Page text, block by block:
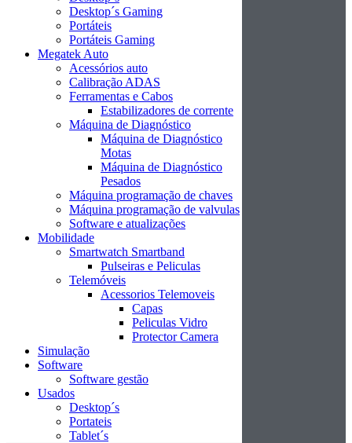
Desktop´s Gaming
Portáteis
Portáteis Gaming
Megatek Auto
Acessórios auto
Calibração ADAS
Ferramentas e Cabos
Estabilizadores de corrente
Máquina de Diagnóstico
Máquina de Diagnóstico
Motas
Máquina de Diagnóstico
Pesados
Máquina programação de chaves
Máquina programação de valvulas
Software e atualizações
Mobilidade
Smartwatch Smartband
Pulseiras e Peliculas
Telemóveis
Acessorios Telemoveis
Capas
Peliculas Vidro
Protector Camera
Simulação
Software
Software gestão
Usados
Desktop´s
Portateis
Tablet´s